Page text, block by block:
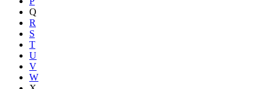
Q
R
S
T
U
V
W